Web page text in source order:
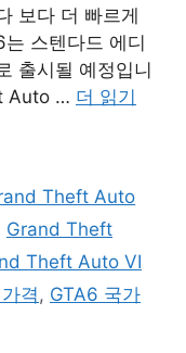
보다 더 빠르게
스텐다드 에디
출시될 예정입니
Auto … 더 읽기
Theft Auto
Grand Theft
Theft Auto VI
격, GTA6 국가